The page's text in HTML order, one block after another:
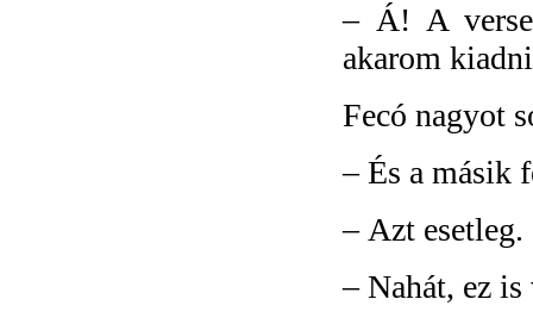
–Á! A
akarom
Fecó nagyot
–És a másik
–Azt esetleg.
–Nahát, ez